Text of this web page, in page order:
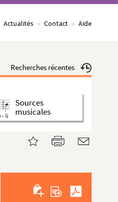
Actualités Contact Aide
Recherches récentes
Sources
musicales